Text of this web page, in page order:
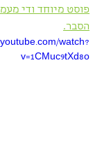
פוסט מיוחד ודי
הסבר.
watch?
v=1CMuc9tXd8o